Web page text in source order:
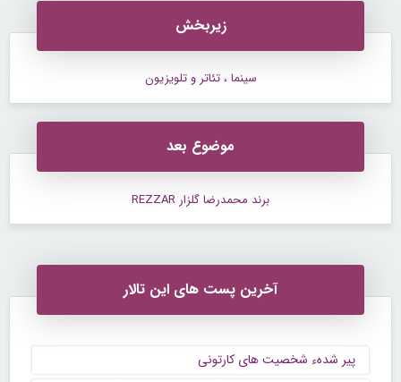
زیربخش
سینما ، تئاتر و تلویزیون
موضوع بعد
برند محمدرضا گلزار REZZAR
آخرین پست های این تالار
پیر شدهء شخصیت های کارتونی